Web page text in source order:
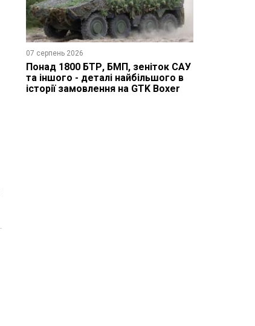
07 серпень 2026
Понад 1800 БТР, БМП, зеніток САУ
та іншого - деталі найбільшого в
історії замовлення на GTK Boxer